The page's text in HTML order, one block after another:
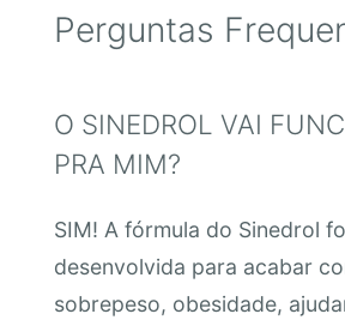
Perguntas
O SINEDROL VAI
PRA MIM?
SIM! A fórmula do Sinedrol
desenvolvida para acabar
sobrepeso, obesidade,